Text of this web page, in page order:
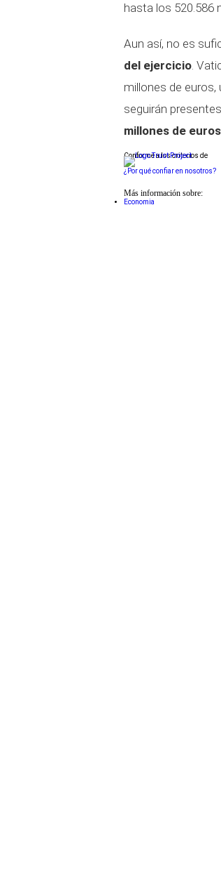
hasta los 520.586
Aun así, no es
del ejercicio.
millones de
seguirán presentes
millones de euros
Conforme a los criterios de
¿Por qué confiar en nosotros?
Más información sobre:
Economia